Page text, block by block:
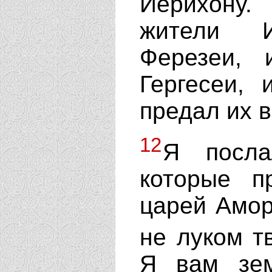
жители
Ферезеи,
предал их
12Я
которые
царей
не луком
Я вам